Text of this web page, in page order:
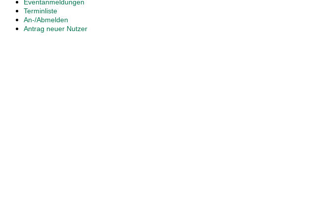
Eventanmeldungen
Terminliste
An-/Abmelden
Antrag neuer Nutzer